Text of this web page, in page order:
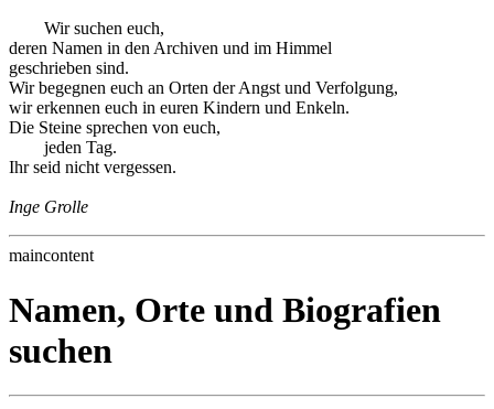
Wir suchen euch,
deren Namen in den Archiven und im Himmel
geschrieben sind.
Wir begegnen euch an Orten der Angst und Verfolgung,
wir erkennen euch in euren Kindern und Enkeln.
Die Steine sprechen von euch,
jeden Tag.
Ihr seid nicht vergessen.
Inge Grolle
maincontent
Namen, Orte und Biografien
suchen